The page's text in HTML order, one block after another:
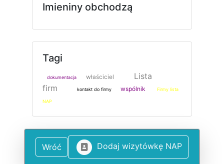
Imieniny obchodzą
Tagi
dokumentacja właściciel
Lista
firm
kontakt do firmy wspólnik Firmy lista
NAP
Wróć Dodaj wizytówkę NAP